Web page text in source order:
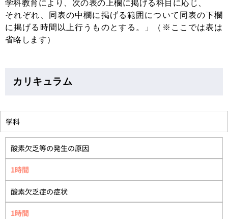
学科教育により、次の表の上欄に掲げる科目に応じ、
それぞれ、同表の中欄に掲げる範囲について同表の下欄
に掲げる時間以上行うものとする。」（※ここでは表は
省略します）
カリキュラム
学科
酸素欠乏等の発生の原因
1時間
酸素欠乏症の症状
1時間